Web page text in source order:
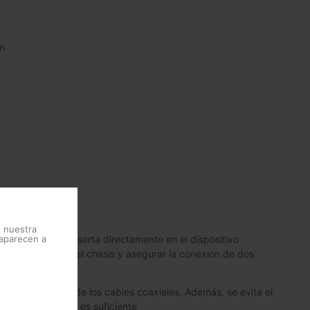
que se inserta directamente en el dispositivo
reducir el chasis y asegurar la conexión de dos
de los cables coaxiales. Además, se evita el
el espacio no es suficiente
nuestra
a